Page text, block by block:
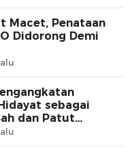
Macet, Penataan
Didorong Demi
sebagai
dan Patut